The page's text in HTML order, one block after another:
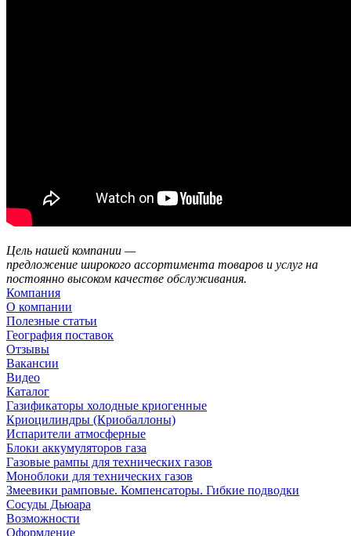
Цель нашей компании —
предложение широкого ассортимента товаров и услуг на
постоянно высоком качестве обслуживания.
Компания
О компании
Полезные статьи
География поставок
Отзывы
Вакансии
Видео
Каталог
Газификаторы холодные криогенные
Криоцилиндры (Криобаллоны)
Испарители атмосферные
Блоки аккумуляторов газа
Газовые рампы для технических газов
Моноблоки для технических газов
Змеевики рамповые. Компенсаторы. Гибкие подводки
Сосуды Дьюара
Возможности
Оформление